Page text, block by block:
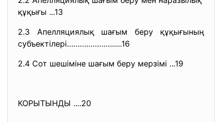
құқығы ...13
2.3 Апелляциялық шағым беру құқығының
субъектілері………………….....16
2.4 Сот шешіміне шағым беру мерзімі ...19
КОРЫТЫНДЫ ....20